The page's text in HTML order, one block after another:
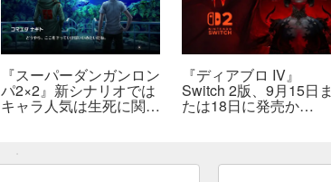
『スーパーダンガンロン
パ2×2』新シナリオでは
キャラ人気は生死に関係
らないで」
『ディアブロ IV』
Switch 2版、9月15日ま
たは18日に発売か